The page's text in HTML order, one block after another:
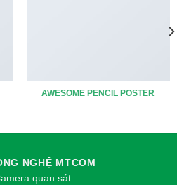
AWESOME PENCIL POSTER
NGHỆ MTCOM
quan sát